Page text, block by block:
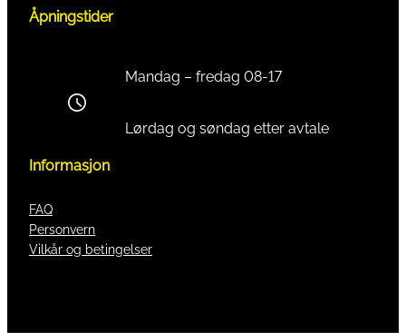
Åpningstider
Mandag – fredag 08-17
Lørdag og søndag etter avtale
Informasjon
FAQ
Personvern
Vilkår og betingelser